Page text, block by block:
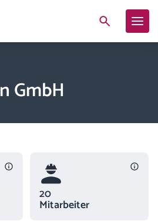
GmbH
20
Mitarbeiter